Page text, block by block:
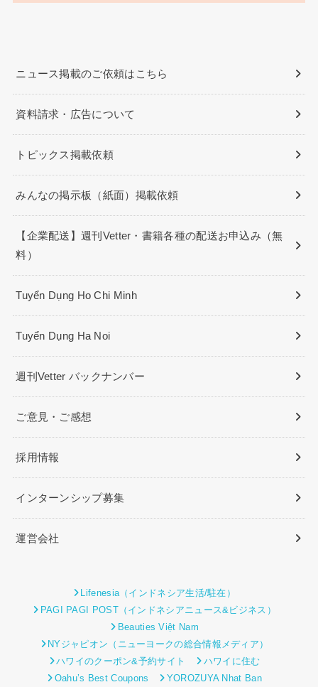
ニュース掲載のご依頼はこちら
資料請求・広告について
トピックス掲載依頼
みんなの掲示板（紙面）掲載依頼
【企業配送】週刊Vetter・書籍各種の配送お申込み（無
料）
Tuyển Dụng Ho Chi Minh
Tuyển Dụng Ha Noi
週刊Vetter バックナンバー
ご意見・ご感想
採用情報
インターンシップ募集
運営会社
Lifenesia（インドネシア生活/駐在）
PAGI PAGI POST（インドネシアニュース&ビジネス）
Beauties Việt Nam
NYジャピオン（ニューヨークの総合情報メディア）
ハワイのクーポン&予約サイト
ハワイに住む
Oahu’s Best Coupons
YOROZUYA Nhat Ban